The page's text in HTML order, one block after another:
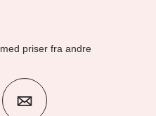
med priser fra andre